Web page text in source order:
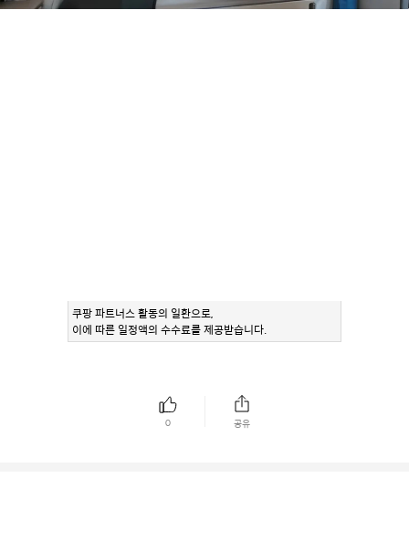
쿠팡 파트너스 활동의 일환으로,
이에 따른 일정액의 수수료를 제공받습니다.
0 공유